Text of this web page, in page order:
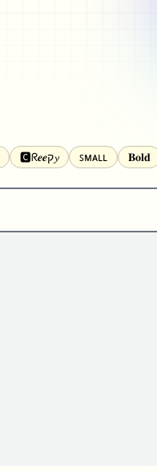
🅲ᖇ𝒆𝒆ק𝔂 ꜱᴍᴀʟʟ 𝐁𝐨𝐥𝐝